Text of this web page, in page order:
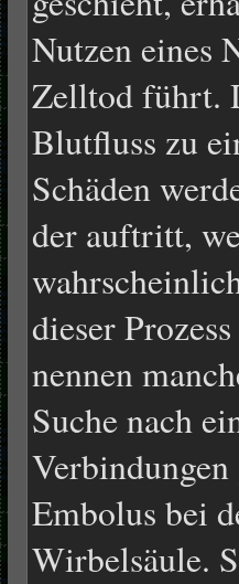
Nutzen eines
Zelltod führt.
Blutfluss zu
Schäden
der auftritt,
dieser
nennen
Suche nach
Embolus bei
Wirbelsäule.